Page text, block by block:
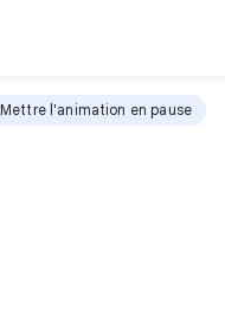
Mettre l'animation en pause